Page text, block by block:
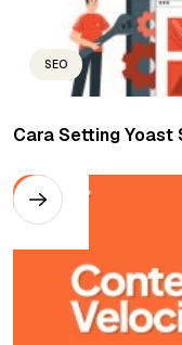
SEO
Cara Setting Yoast